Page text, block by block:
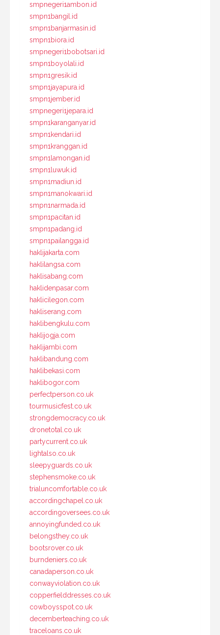
smpnegeri1ambon.id
smpn1bangil.id
smpn1banjarmasin.id
smpn1biora.id
smpnegeri1bobotsari.id
smpn1boyolali.id
smpn1gresik.id
smpn1jayapura.id
smpn1jember.id
smpnegeri1jepara.id
smpn1karanganyar.id
smpn1kendari.id
smpn1kranggan.id
smpn1lamongan.id
smpn1luwuk.id
smpn1madiun.id
smpn1manokwari.id
smpn1narmada.id
smpn1pacitan.id
smpn1padang.id
smpn1pailangga.id
haklijakarta.com
haklilangsa.com
haklisabang.com
haklidenpasar.com
haklicilegon.com
hakliserang.com
haklibengkulu.com
haklijogja.com
haklijambi.com
haklibandung.com
haklibekasi.com
haklibogor.com
perfectperson.co.uk
tourmusicfest.co.uk
strongdemocracy.co.uk
dronetotal.co.uk
partycurrent.co.uk
lightalso.co.uk
sleepyguards.co.uk
stephensmoke.co.uk
trialuncomfortable.co.uk
accordingchapel.co.uk
accordingoversees.co.uk
annoyingfunded.co.uk
belongsthey.co.uk
bootsrover.co.uk
burndeniers.co.uk
canadaperson.co.uk
conwayviolation.co.uk
copperfielddresses.co.uk
cowboysspot.co.uk
decemberteaching.co.uk
traceloans.co.uk